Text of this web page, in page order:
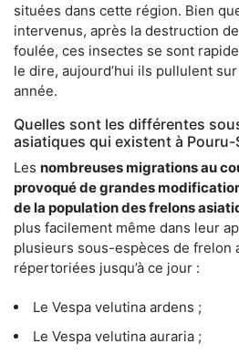
situées dans cette région. Bien
intervenus, après la destruction
foulée, ces insectes se sont
le dire, aujourd’hui ils pullulent
année.
Quelles sont les différentes
asiatiques qui existent à Pouru-
Les nombreuses migrations au
provoqué de grandes
de la population des frelons
plus facilement même dans leur
plusieurs sous-espèces de frelon
répertoriées jusqu’à ce jour :
Le Vespa velutina ardens ;
Le Vespa velutina auraria ;